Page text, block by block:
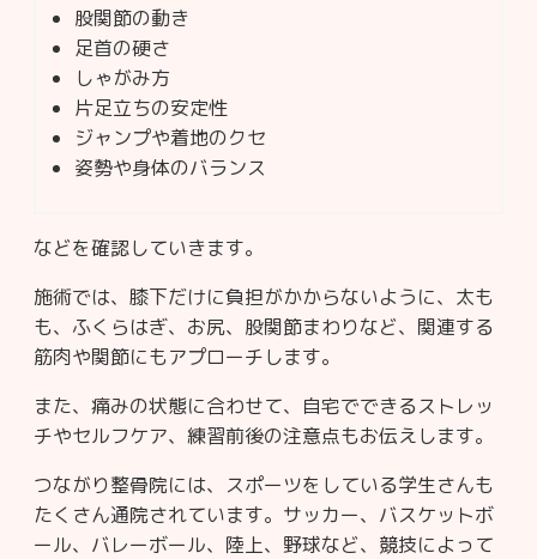
股関節の動き
足首の硬さ
しゃがみ方
片足立ちの安定性
ジャンプや着地のクセ
姿勢や身体のバランス
などを確認していきます。
施術では、膝下だけに負担がかからないように、太も
も、ふくらはぎ、お尻、股関節まわりなど、関連する
筋肉や関節にもアプローチします。
また、痛みの状態に合わせて、自宅でできるストレッ
チやセルフケア、練習前後の注意点もお伝えします。
つながり整骨院には、スポーツをしている学生さんも
たくさん通院されています。サッカー、バスケットボ
ール、バレーボール、陸上、野球など、競技によって